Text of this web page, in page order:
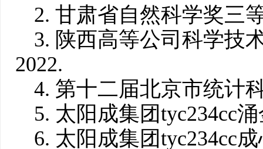
2. 甘肃省自然科学奖三
3. 陕西高等公司科学技
2022.
4. 第十二届北京市统计
5. 太阳成集团tyc234cc
6. 太阳成集团tyc234cc